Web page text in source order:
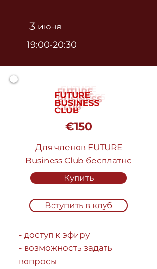
3 июня
19:00-20:30
€150
Для членов FUTURE
Business Club бесплатно
Купить
Вступить в клуб
- доступ к эфиру
- возможность задать
вопросы